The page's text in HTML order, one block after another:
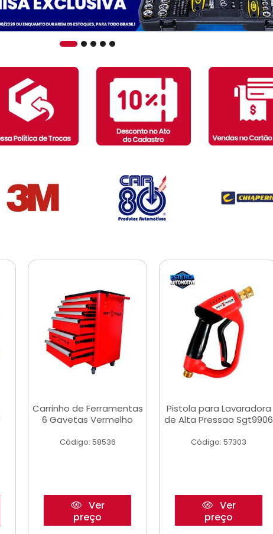
Carrinho de Ferramentas
6 Gavetas Vermelho
Código: 58536
Ver
preço
Pistola para Lavaradora
de Alta Pressao Sgt9906
Código: 57303
Ver
preço